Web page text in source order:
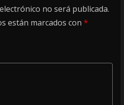
no será publicada.
están marcados con *